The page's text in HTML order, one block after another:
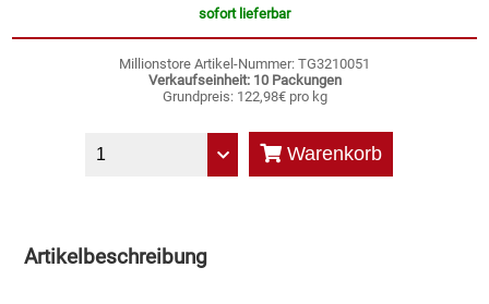
Einwegartikel / Trinkhalme
Essig
sofort lieferbar
Millionstore Artikel-Nummer: TG3210051
Verkaufseinheit: 10 Packungen
Grundpreis: 122,98€ pro kg
Warenkorb
Artikelbeschreibung